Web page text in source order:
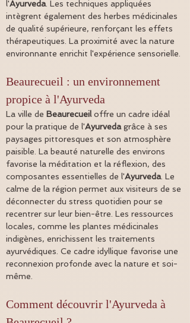
l'Ayurveda. Les techniques appliquées
intègrent également des herbes médicinales
de qualité supérieure, renforçant les effets
thérapeutiques. La proximité avec la nature
environnante enrichit l'expérience sensorielle.
Beaurecueil : un environnement
propice à l'Ayurveda
La ville de Beaurecueil offre un cadre idéal
pour la pratique de l'Ayurveda grâce à ses
paysages pittoresques et son atmosphère
paisible. La beauté naturelle des environs
favorise la méditation et la réflexion, des
composantes essentielles de l'Ayurveda. Le
calme de la région permet aux visiteurs de se
déconnecter du stress quotidien pour se
recentrer sur leur bien-être. Les ressources
locales, comme les plantes médicinales
indigènes, enrichissent les traitements
ayurvédiques. Ce cadre idyllique favorise une
reconnexion profonde avec la nature et soi-
même.
Comment découvrir l'Ayurveda à